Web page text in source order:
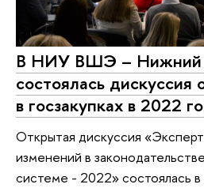
В НИУ ВШЭ – Нижний
состоялась дискуссия
в госзакупках в 2022
Открытая дискуссия
изменений в
системе - 2022»